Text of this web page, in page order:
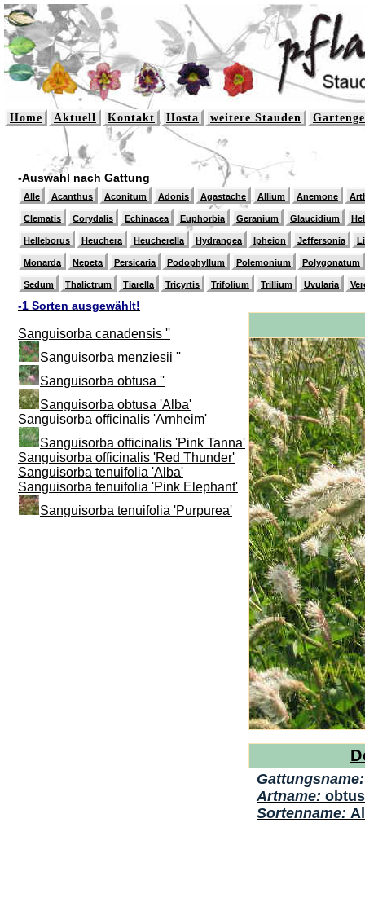
Home Aktuell Kontakt Hosta weitere Stauden
-Auswahl nach Gattung
Alle Acanthus Aconitum Adonis Agastache Allium Anemone
Clematis Corydalis Echinacea Euphorbia Geranium Glaucidium
Helleborus Heuchera Heucherella Hydrangea Ipheion Jeffersonia
Monarda Nepeta Persicaria Podophyllum Polemonium Polygonatum
Sedum Thalictrum Tiarella Tricyrtis Trifolium Trillium Uvularia
-1 Sorten ausgewählt!
Sanguisorba canadensis ''
Sanguisorba menziesii ''
Sanguisorba obtusa ''
Sanguisorba obtusa 'Alba'
Sanguisorba officinalis 'Arnheim'
Sanguisorba officinalis 'Pink Tanna'
Sanguisorba officinalis 'Red Thunder'
Sanguisorba tenuifolia 'Alba'
Sanguisorba tenuifolia 'Pink Elephant'
Sanguisorba tenuifolia 'Purpurea'
Artname:
Sortenname: